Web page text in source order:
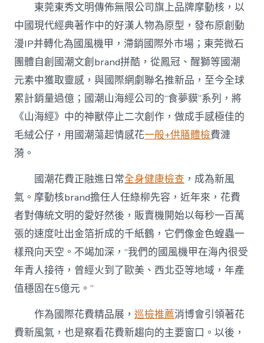
東莞東秀文明傳佈無限公司旗上品牌摩動核，以
中國現代經典著作中的好漢人物為原型，發布原創動
漫IP并轉化為國風機甲，滯銷國際外市場；東莞微石
團體自創國潮文創brand拼酷，從鳳冠、醒獅等國潮
元素中獲取靈感，與國際網劇聯名推新品，至今全球
累計銷量過億；國潮山海經公司的“食夢貘”系列，將
《山海經》中的神獸停止二次創作，做成手感極佳的
毛絨公仔，用國潮蕩起情感花一般+供膳體檢費漣
漪。
國潮花費正融進日常全身健康檢查 ，成為新風
氣。摩動核brand擔任人任綠柳先容，近年來，花費
者對傳統文明的愛好然後，販賣機開始以每秒一百萬
張的速度吐出金箔折成的千紙鶴，它們像金色蝗蟲一
樣飛向天空。不竭加深，“我們的國風機甲在海內很受
年青人接待，曾經火到了歐美、西北亞等地域，年產
值穩固在5億元。”
作為國際花費精品展，巡檢推薦消博會引領著花
費新風氣，也是察看花費新趨向的主要窗口。以後，